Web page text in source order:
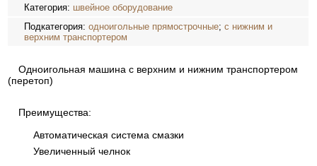
Категория: швейное оборудование
Подкатегория:одноигольные прямострочные;с нижним и
верхним транспортером
Одноигольная машина с верхним и нижним транспортером
(перетоп)
Преимущества:
Автоматическая система смазки
Увеличенный челнок